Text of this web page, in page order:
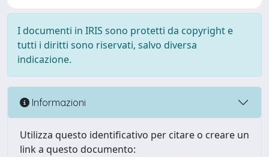
I documenti in IRIS sono protetti da copyright e
tutti i diritti sono riservati, salvo diversa
indicazione.
Informazioni
Utilizza questo identificativo per citare o creare un
link a questo documento: